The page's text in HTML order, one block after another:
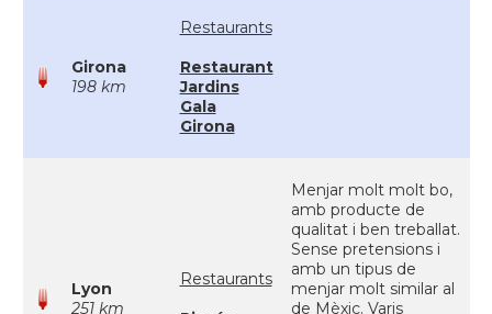
Girona
198 km
Restaurants
Restaurant
Jardins
Gala
Girona
Lyon
251 km
Restaurants
Menjar molt molt bo,
amb producte de
qualitat i ben treballat.
Sense pretensions i
amb un tipus de
menjar molt similar al
de Mèxic. Varis